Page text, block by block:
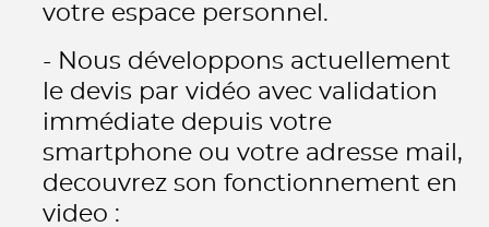
votre espace personnel.
- Nous développons actuellement
le devis par vidéo avec validation
immédiate depuis votre
smartphone ou votre adresse mail,
decouvrez son fonctionnement en
video :